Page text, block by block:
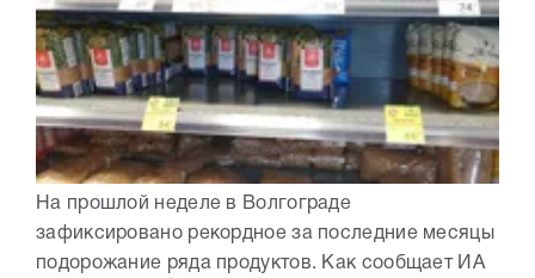
На прошлой неделе в Волгограде
зафиксировано рекордное за последние месяцы
подорожание ряда продуктов. Как сообщает ИА